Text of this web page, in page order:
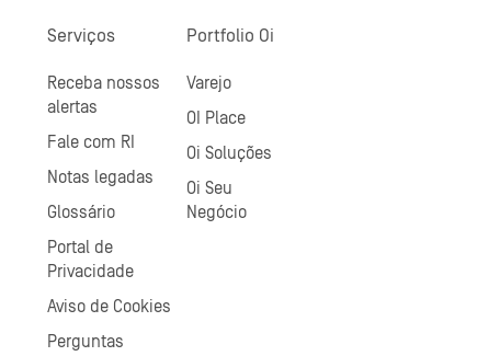
Serviços
Receba nossos
alertas
Fale com RI
Notas legadas
Glossário
Portal de
Privacidade
Aviso de Cookies
Perguntas
Portfolio Oi
Varejo
OI Place
Oi Soluções
Oi Seu
Negócio